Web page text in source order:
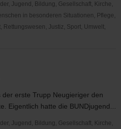
Jugend, Bildung, Gesellschaft, Kirche,
in besonderen Situationen, Pflege,
Justiz, Sport, Umwelt,
erste Trupp Neugieriger den
Eigentlich hatte die BUNDjugend...
Jugend, Bildung, Gesellschaft, Kirche,